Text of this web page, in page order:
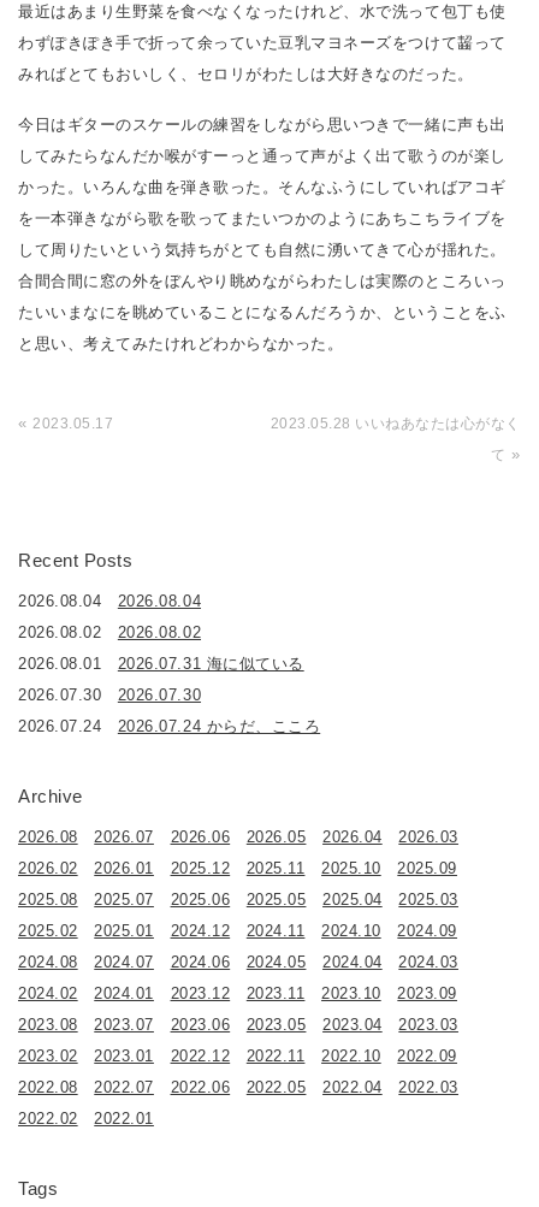
最近はあまり生野菜を食べなくなったけれど、水で洗って包丁も使
わずぽきぽき手で折って余っていた豆乳マヨネーズをつけて齧って
みればとてもおいしく、セロリがわたしは大好きなのだった。
今日はギターのスケールの練習をしながら思いつきで一緒に声も出
してみたらなんだか喉がすーっと通って声がよく出て歌うのが楽し
かった。いろんな曲を弾き歌った。そんなふうにしていればアコギ
を一本弾きながら歌を歌ってまたいつかのようにあちこちライブを
して周りたいという気持ちがとても自然に湧いてきて心が揺れた。
合間合間に窓の外をぼんやり眺めながらわたしは実際のところいっ
たいいまなにを眺めていることになるんだろうか、ということをふ
と思い、考えてみたけれどわからなかった。
«2023.05.17
2023.05.28 いいねあなたは心がなく
て »
Recent Posts
2026.08.04
2026.08.04
2026.08.02
2026.08.02
2026.08.01
2026.07.31 海に似ている
2026.07.30
2026.07.30
2026.07.24
2026.07.24 からだ、こころ
Archive
2026.08 2026.07 2026.06 2026.05 2026.04
2026.03
2026.02
2026.01 2025.12 2025.11 2025.10
2025.09
2025.08
2025.07 2025.06 2025.05 2025.04
2025.03
2025.02
2025.01 2024.12 2024.11 2024.10
2024.09
2024.08
2024.07 2024.06 2024.05 2024.04
2024.03
2024.02
2024.01 2023.12 2023.11 2023.10
2023.09
2023.08
2023.07 2023.06 2023.05 2023.04
2023.03
2023.02
2023.01 2022.12 2022.11 2022.10
2022.09
2022.08
2022.07 2022.06 2022.05 2022.04
2022.03
2022.02
2022.01
Tags